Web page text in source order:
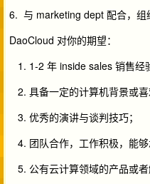
6. 与 marketing dept 配合，组
DaoCloud 对你的期望：
1-2 年 inside sales 销售经
具备一定的计算机背景或喜
优秀的演讲与谈判技巧；
团队合作，工作积极，能够
公有云计算领域的产品或